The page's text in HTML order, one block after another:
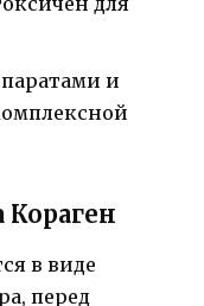
и
в виде
перед